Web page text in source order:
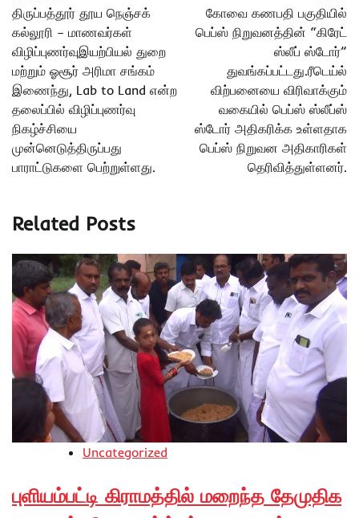
navigation
திருப்பத்தூர் தூய நெஞ்சக்
கல்லூரி – மாணவர்கள்
விழிப்புணர்வுஇயற்பியல் துறை
மற்றும் ஓசூர் அரிமா சங்கம்
இணைந்து, Lab to Land என்ற
தலைப்பில் விழிப்புணர்வு
நிகழ்ச்சியை
முன்னெடுத்திருப்பது
பாராட்டுகளை பெற்றுள்ளது.
கோவை கணபதி பகுதியில்
பெப்ஸ் நிறுவனத்தின் “கிரேட்
ஸ்லீப் ஸ்டோர்”
துவங்கப்பட்டது.ரீடெய்ல்
விற்பனையை விரிவாக்கும்
வகையில் பெப்ஸ் ஸ்லீப்ஸ்
ஸ்டோர் அதிகரிக்க உள்ளதாக
பெப்ஸ் நிறுவன அதிகாரிகள்
தெரிவித்துள்ளனர்.
Related Posts
Uncategorized
புளியம்பட்டி கிராமத்தில் மறைந்த தேமுதிக